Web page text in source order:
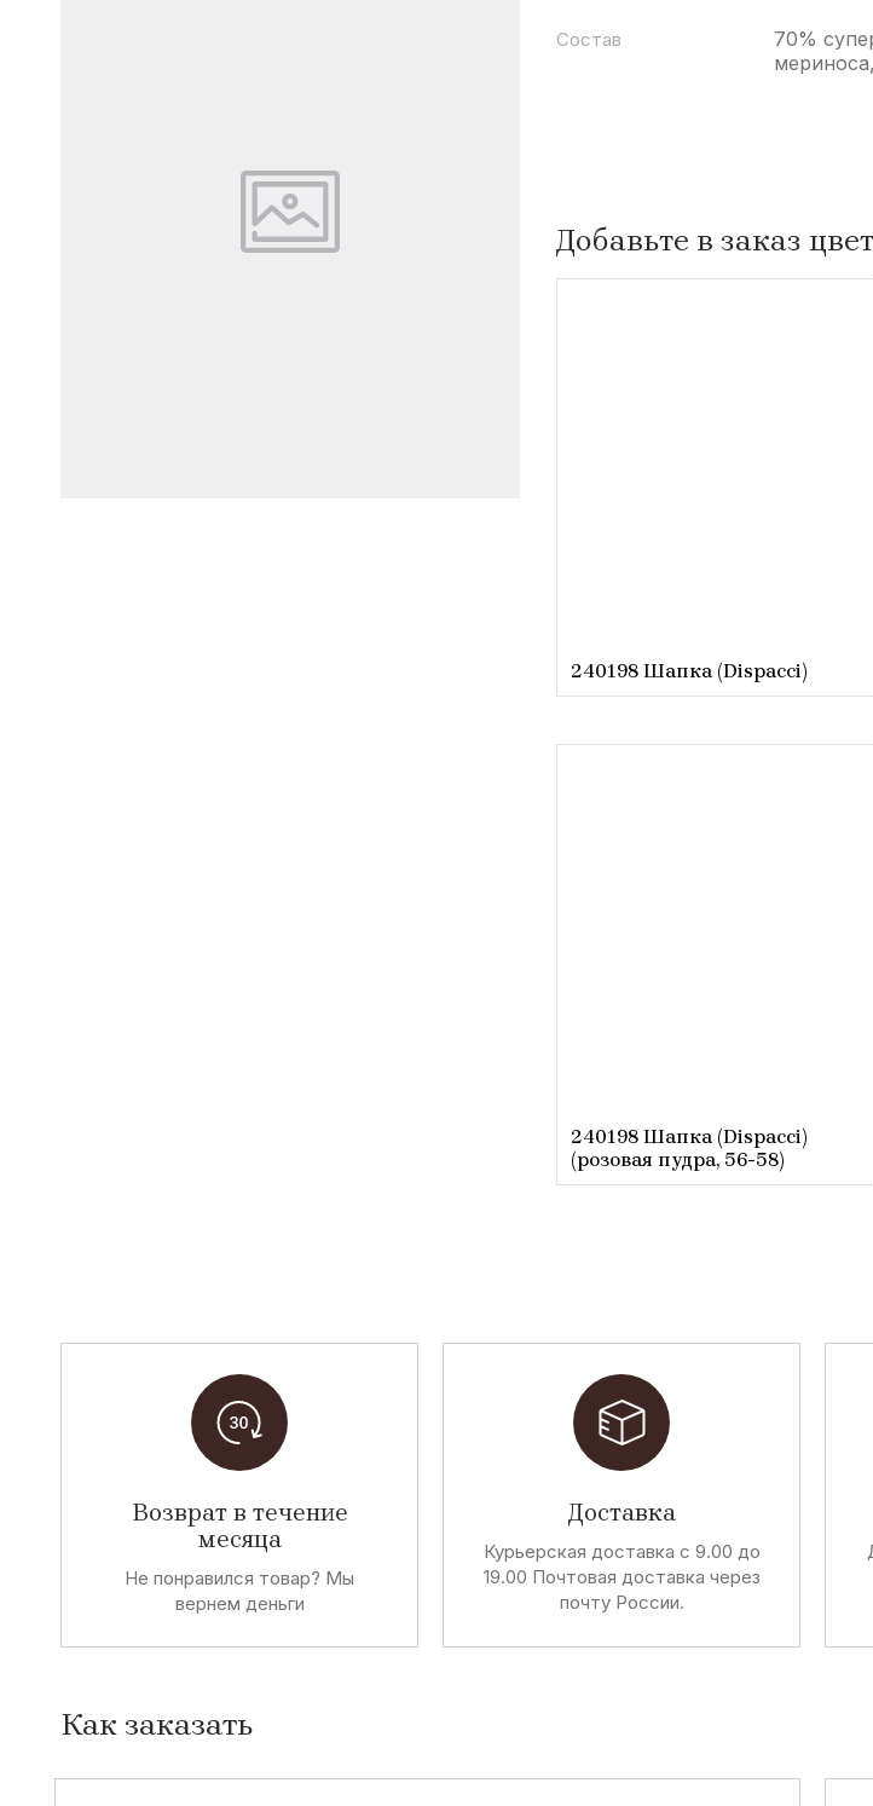
Состав
70%
Добавьте в заказ
240198 Шапка (Dispacci)
240198 Шапка (Dispacci)
(розовая пудра, 56-58)
Возврат в течение
месяца
Не понравился товар? Мы
вернем деньги
Доставка
Курьерская доставка с 9.00 до
19.00 Почтовая доставка через
почту России.
Как заказать